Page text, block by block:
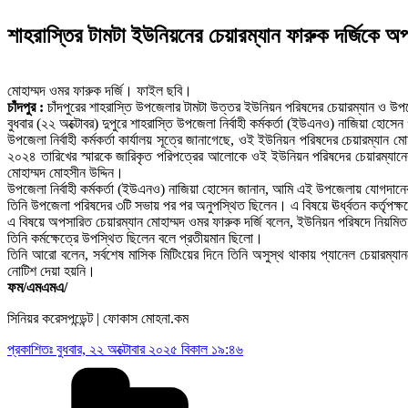
শাহরাস্তির টামটা ইউনিয়নের চেয়ারম্যান ফারুক দর্জিকে
মোহাম্মদ ওমর ফারুক দর্জি। ফাইল ছবি।
চাঁদপুর : চাঁদপুরের শাহরাস্তি উপজেলার টামটা উত্তর ইউনিয়ন পরিষদের চেয়ারম্যান ও
বুধবার (২২ অক্টোবর) দুপুরে শাহরাস্তি উপজেলা নির্বাহী কর্মকর্তা (ইউএনও) নাজিয়া
উপজেলা নির্বাহী কর্মকর্তা কার্যালয় সূত্রে জানাগেছে, ওই ইউনিয়ন পরিষদের
২০২৪ তারিখের স্মারকে জারিকৃত পরিপত্রের আলোকে ওই ইউনিয়ন পরিষদের
মোহাম্মদ মোহসীন উদ্দিন।
উপজেলা নির্বাহী কর্মকর্তা (ইউএনও) নাজিয়া হোসেন জানান, আমি এই উপজেলায়
তিনি উপজেলা পরিষদের ৩টি সভায় পর পর অনুপস্থিত ছিলেন। এ বিষয়ে ঊর্ধ্বতন
এ বিষয়ে অপসারিত চেয়ারম্যান মোহাম্মদ ওমর ফারুক দর্জি বলেন, ইউনিয়ন পরিষদে
তিনি কর্মক্ষেত্রে উপস্থিত ছিলেন বলে প্রতীয়মান ছিলো।
তিনি আরো বলেন, সর্বশেষ মাসিক মিটিংয়ের দিনে তিনি অসুস্থ থাকায় প্যানেল
নোটিশ দেয়া হয়নি।
ফম/এমএমএ/
সিনিয়র করেসপন্ডেন্ট | ফোকাস মোহনা.কম
প্রকাশিতঃ বুধবার, ২২ অক্টোবার ২০২৫ বিকাল ১৯:৪৬